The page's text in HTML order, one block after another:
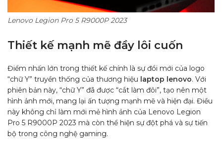
Lenovo Legion Pro 5 R9000P 2023
Thiết kế mạnh mẽ đầy lôi cuốn
Điểm nhấn lớn trong thiết kế chính là sự đổi mới của logo
“chữ Y” truyền thống của thương hiệu laptop lenovo. Với
phiên bản này, “chữ Y” đã được “cắt làm đôi”, tạo nên một
hình ảnh mới, mang lại ấn tượng mạnh mẽ và hiện đại. Điều
này không chỉ làm mới mẻ hình ảnh của Lenovo Legion
Pro 5 R9000P 2023 mà còn thể hiện sự đột phá và sự tiến
bộ trong công nghệ gaming.